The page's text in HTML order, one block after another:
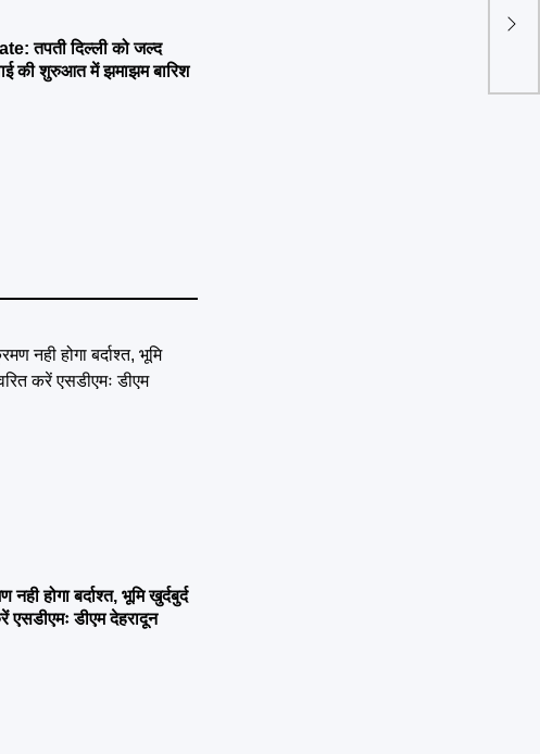
तपती दिल्ली को जल्द
की शुरुआत में झमाझम बारिश
होगा बर्दाश्त, भूमि खुर्दबुर्द
एसडीएमः डीएम देहरादून